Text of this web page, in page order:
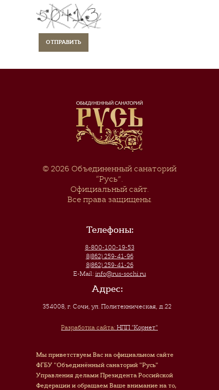
© 2026 Объединенный санаторий
“Русь”.
Официальный сайт.
Все права защищены.
Телефоны:
8-800-100-19-53
8(862) 259-41-96
8(862) 259-41-26
E-Mail: info@rus-sochi.ru
Адрес:
354008, г. Сочи,ул. Политехническая, д.22
Разработка сайта: НПП "Корнет"
Мы приветствуем Вас на официальном сайте
ФГБУ "Объединённый санаторий "Русь"
Управления делами Президента Российской
Федерации и обращаем Ваше внимание на то,